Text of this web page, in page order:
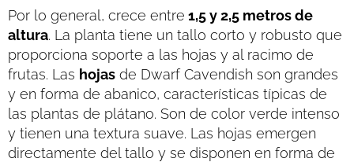
Por lo general, crece entre 1,5 y 2,5 metros de
altura. La planta tiene un tallo corto y robusto que
proporciona soporte a las hojas y al racimo de
frutas. Las hojas de Dwarf Cavendish son grandes
y en forma de abanico, características típicas de
las plantas de plátano. Son de color verde intenso
y tienen una textura suave. Las hojas emergen
directamente del tallo y se disponen en forma de